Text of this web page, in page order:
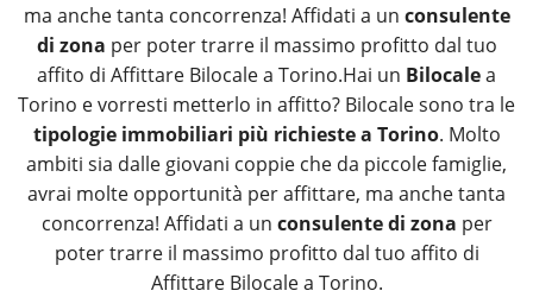
ma anche tanta concorrenza! Affidati a un consulente
di zona per poter trarre il massimo profitto dal tuo
affito di Affittare Bilocale a Torino.Hai un Bilocalea
Torino e vorresti metterlo in affitto? Bilocale sono tra le
tipologie immobiliari più richieste a Torino. Molto
ambiti sia dalle giovani coppie che da piccole famiglie,
avrai molte opportunità per affittare, ma anche tanta
concorrenza! Affidati a un consulente di zona per
poter trarre il massimo profitto dal tuo affito di
Affittare Bilocale a Torino.